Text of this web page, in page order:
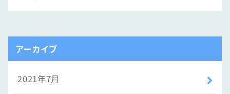
アーカイブ
2021年7月